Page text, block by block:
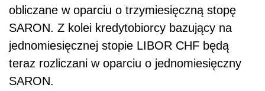
obliczane w oparciu o trzymiesięczną stopę
SARON. Z kolei kredytobiorcy bazujący na
jednomiesięcznej stopie LIBOR CHF będą
teraz rozliczani w oparciu o jednomiesięczny
SARON.